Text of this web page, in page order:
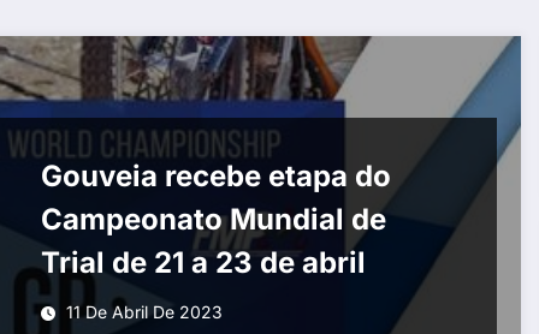
Gouveia recebe etapa do
Campeonato Mundial de
Trial de 21 a 23 de abril
11 De Abril De 2023